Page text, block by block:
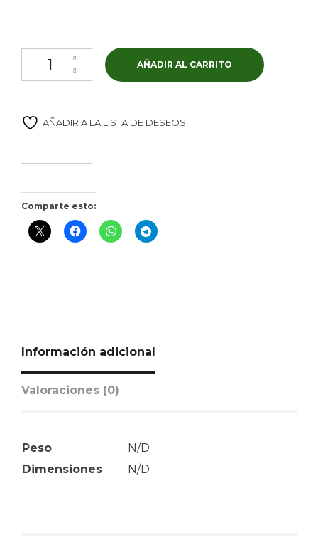
Nevado fino cantidad
AÑADIR AL CARRITO
AÑADIR A LA LISTA DE DESEOS
Comparte esto:
Información adicional
Valoraciones (0)
Peso
N/D
Dimensiones
N/D